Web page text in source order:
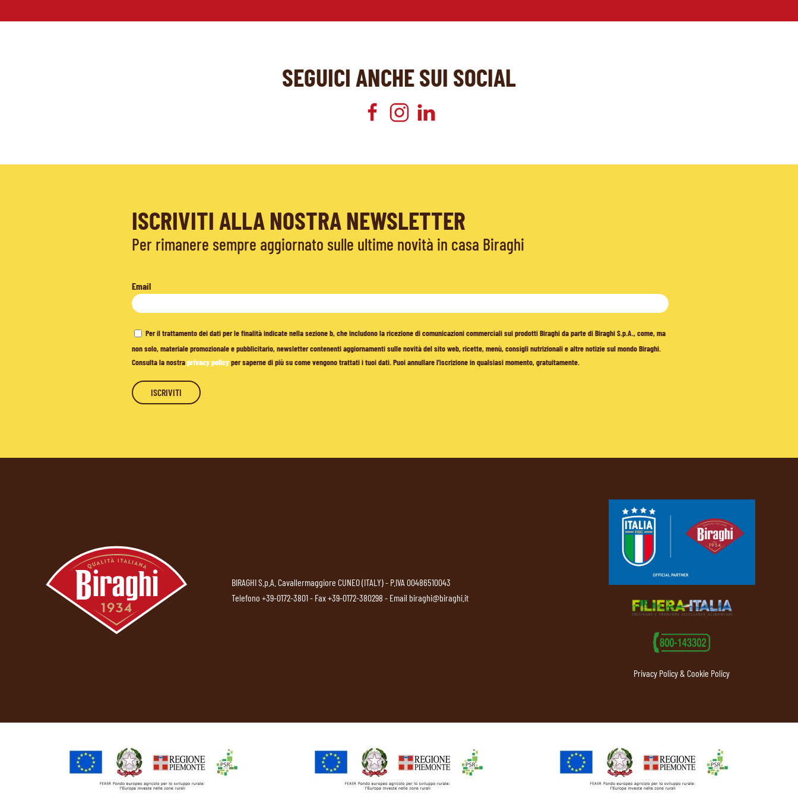
SEGUICI ANCHE SUI SOCIAL
ISCRIVITI ALLA NOSTRA NEWSLETTER
Per rimanere sempre aggiornato sulle ultime novità in casa Biraghi
Email
Per il trattamento dei dati per le finalità indicate nella sezione b, che includono la ricezione di comunicazioni commerciali sui prodotti Biraghi da parte di Biraghi S.p.A., come, ma
non solo, materiale promozionale e pubblicitario, newsletter contenenti aggiornamenti sulle novità del sito web, ricette, menù, consigli nutrizionali e altre notizie sul mondo Biraghi.
Consulta la nostraprivacy policyper saperne di più su come vengono trattati i tuoi dati. Puoi annullare l'iscrizione in qualsiasi momento, gratuitamente.
BIRAGHI S.p.A. Cavallermaggiore CUNEO (ITALY) - P.IVA 00486510043
Telefono +39-0172-3801- Fax +39-0172-380298 - Email biraghi@biraghi.it
Privacy Policy & Cookie Policy